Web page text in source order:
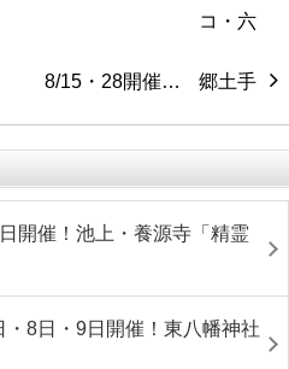
8/15・28開催…
開催！池上・養源寺「精霊
・8日・9日開催！東八幡神社